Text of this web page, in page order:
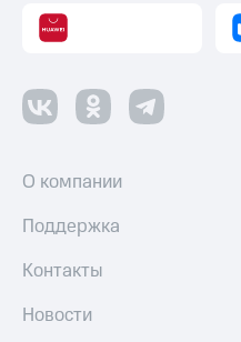
О компании
Поддержка
Контакты
Новости